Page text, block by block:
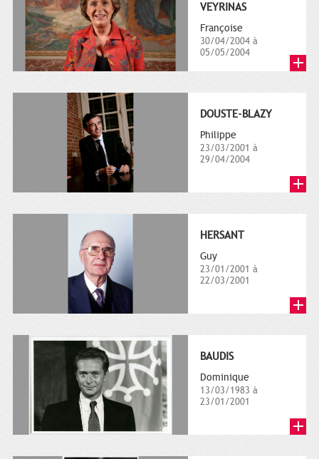
VEYRINAS
Françoise
30/04/2004 à
05/05/2004
DOUSTE-BLAZY
Philippe
23/03/2001 à
29/04/2004
HERSANT
Guy
23/01/2001 à
22/03/2001
BAUDIS
Dominique
13/03/1983 à
23/01/2001